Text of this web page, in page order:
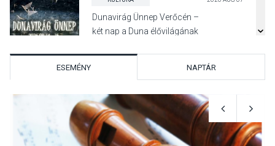
Dunavirág Ünnep Verőcén –
két nap a Duna élővilágának
TERMÉSZETI KÖRNYEZET 2026 AUG 07
A napokban is nő a
talajközeli ózonmennyiség
ESEMÉNY NAPTÁR